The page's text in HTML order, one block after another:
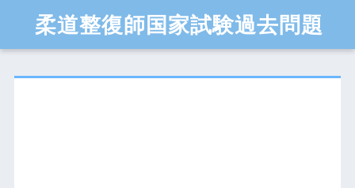
柔道整復師国家試験過去問題